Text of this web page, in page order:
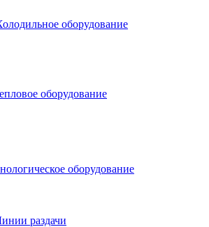
оборудование
оборудование
оборудование
раздачи